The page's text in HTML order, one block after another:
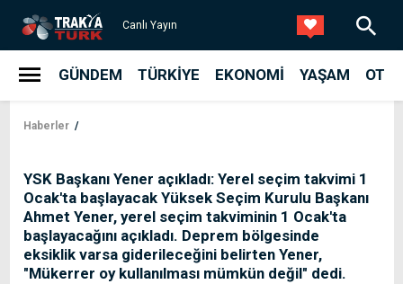
Canlı Yayın
GÜNDEM TÜRKIYE EKONOMI YAŞAM
Haberler
YSK Başkanı Yener açıkladı: Yerel seçim takvimi 1
Ocak'ta başlayacak Yüksek Seçim Kurulu Başkanı
Ahmet Yener, yerel seçim takviminin 1 Ocak'ta
başlayacağını açıkladı. Deprem bölgesinde
eksiklik varsa giderileceğini belirten Yener,
"Mükerrer oy kullanılması mümkün değil" dedi.